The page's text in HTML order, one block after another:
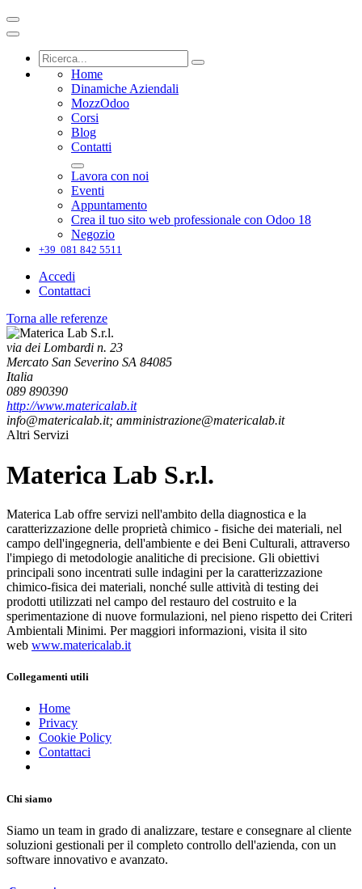
Home
Dinamiche Aziendali
MozzOdoo
Corsi
Blog
Contatti
Lavora con noi
Eventi
Appuntamento
Crea il tuo sito web professionale con Odoo 18
Negozio
+39 081 842 5511
Accedi
Contattaci
Torna alle referenze
via dei Lombardi n. 23
Mercato San Severino SA 84085
Italia
089 890390
http://www.matericalab.it
info@matericalab.it; amministrazione@matericalab.it
Altri Servizi
Materica Lab S.r.l.
Materica Lab offre servizi nell'ambito della diagnostica e la
caratterizzazione delle proprietà chimico - fisiche dei materiali, nel
campo dell'ingegneria, dell'ambiente e dei Beni Culturali, attraverso
l'impiego di metodologie analitiche di precisione. Gli obiettivi
principali sono incentrati sulle indagini per la caratterizzazione
chimico-fisica dei materiali, nonché sulle attività di testing dei
prodotti utilizzati nel campo del restauro del costruito e la
sperimentazione di nuove formulazioni, nel pieno rispetto dei Criteri
Ambientali Minimi. Per maggiori informazioni, visita il sito
web www.matericalab.it
Collegamenti utili
Home
Privacy
Cookie Policy
Contattaci
Chi siamo
Siamo un team in grado di analizzare, testare e consegnare al cliente
soluzioni gestionali per il completo controllo dell'azienda, con un
software innovativo e avanzato.